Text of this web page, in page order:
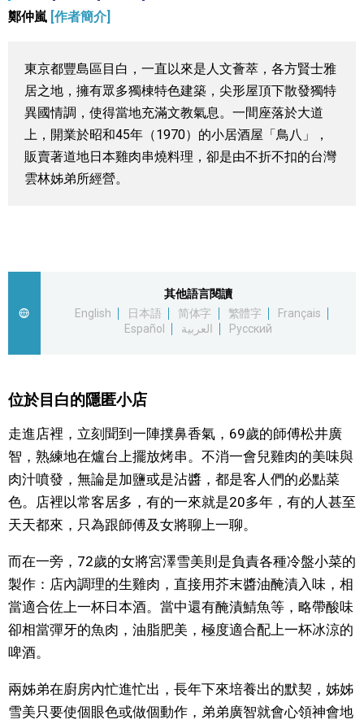
視覺日本
臺灣香港
更多
人物訪談
文化
科學技術
生活
運動
娛樂
教育
家庭
official SNS
鄭仲嵐 [作者簡介]
東京都豐島區目白，一直以來是人文薈萃，各方賢士雅
居之地，擁有眾多獨棟特色建築，尖形屋頂下散發獨特
異國情調，使得當地充滿文教氣息。一間座落於大道
上，開業於昭和45年（1970）的小居酒屋「鳥八」，
販賣著道地日本雞肉串燒料理，卻是由不折不扣的台灣
雲林姊弟所經營。
其他語言閱讀
English
日本語 简体字 繁體字
Français
Español
العربية Русский
位於目白的隱匿小店
走進店裡，立刻聞到一陣撲鼻香氣，69歲的師傅松井廣
智，熟練地在爐台上擺放烤串。不消一會兒雞肉的美味與
肉汁噴發，無論是加鹽或是沾醬，都是客人們的必點菜
色。店裡以常客居多，有的一來就是20多年，有的人甚至
天天都來，只為跟師傅及女將聊上一聊。
而在一旁，72歲的女將宮澤雪美則是負責各種冷盤小菜的
製作：店內調理的生雞肉，直接用芥末醬油醃漬入味，相
當適合佐上一杯日本酒。當中還有醃漬鯖魚等，略帶酸味
卻相當彈牙的魚肉，油脂肥美，極度適合配上一杯冰涼的
啤酒。
兩姊弟在廚房內忙進忙出，長年下來培養出的默契，姊姊
雪美只要使個眼色或做個動作，弟弟廣智就會心領神會地